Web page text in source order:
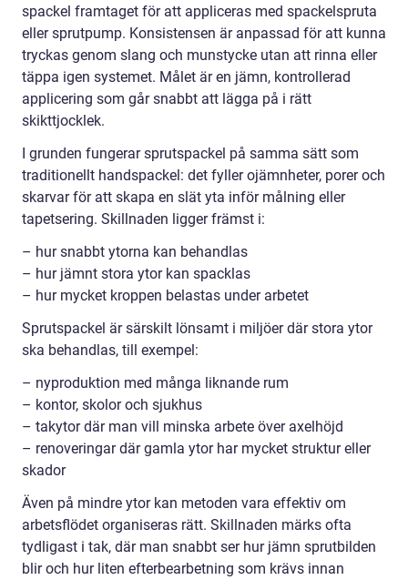
spackel framtaget för att appliceras med spackelspruta
eller sprutpump. Konsistensen är anpassad för att kunna
tryckas genom slang och munstycke utan att rinna eller
täppa igen systemet. Målet är en jämn, kontrollerad
applicering som går snabbt att lägga på i rätt
skikttjocklek.
I grunden fungerar sprutspackel på samma sätt som
traditionellt handspackel: det fyller ojämnheter, porer och
skarvar för att skapa en slät yta inför målning eller
tapetsering. Skillnaden ligger främst i:
– hur snabbt ytorna kan behandlas
– hur jämnt stora ytor kan spacklas
– hur mycket kroppen belastas under arbetet
Sprutspackel är särskilt lönsamt i miljöer där stora ytor
ska behandlas, till exempel:
– nyproduktion med många liknande rum
– kontor, skolor och sjukhus
– takytor där man vill minska arbete över axelhöjd
– renoveringar där gamla ytor har mycket struktur eller
skador
Även på mindre ytor kan metoden vara effektiv om
arbetsflödet organiseras rätt. Skillnaden märks ofta
tydligast i tak, där man snabbt ser hur jämn sprutbilden
blir och hur liten efterbearbetning som krävs innan